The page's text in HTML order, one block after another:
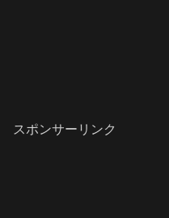
スポンサーリンク